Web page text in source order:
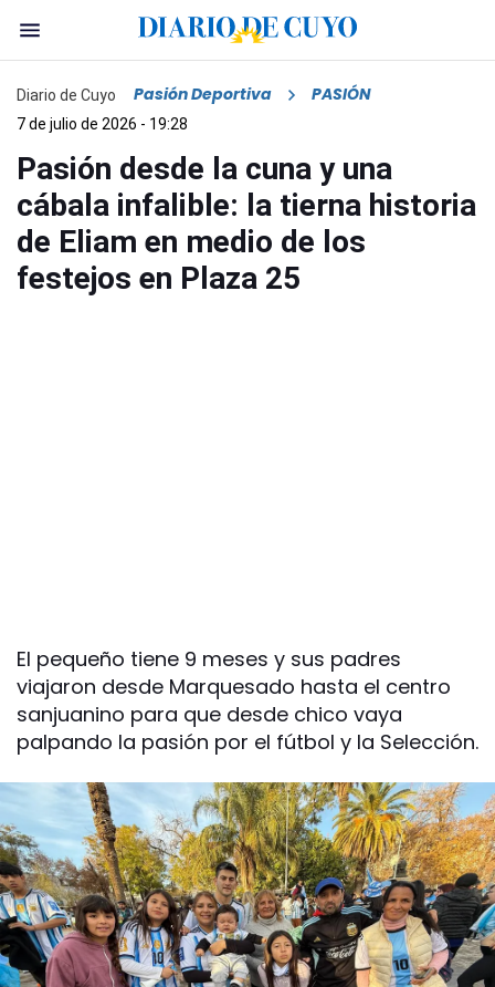
Diario de Cuyo Pasión Deportiva PASIÓN
7 de julio de 2026 - 19:28
Pasión desde la cuna y una
cábala infalible: la tierna historia
de Eliam en medio de los
festejos en Plaza 25
El pequeño tiene 9 meses y sus padres
viajaron desde Marquesado hasta el centro
sanjuanino para que desde chico vaya
palpando la pasión por el fútbol y la Selección.